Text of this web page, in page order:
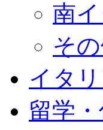
南
そ
イタ
留学